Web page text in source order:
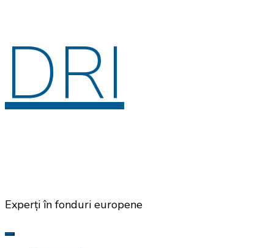
DRI
Experți în fonduri europene